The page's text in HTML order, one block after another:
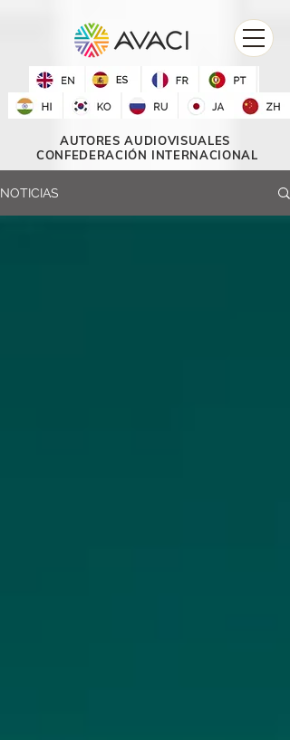
AUTORES AUDIOVISUALES
CONFEDERACIÓN INTERNACIONAL
NOTICIAS